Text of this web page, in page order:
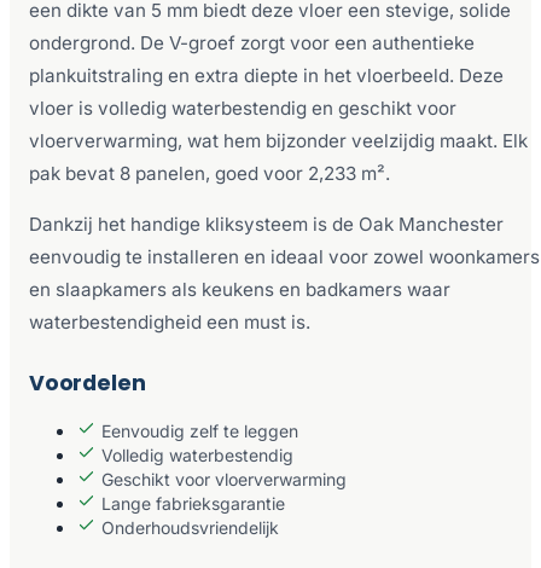
een dikte van 5 mm biedt deze vloer een stevige, solide
ondergrond. De V-groef zorgt voor een authentieke
plankuitstraling en extra diepte in het vloerbeeld. Deze
vloer is volledig waterbestendig en geschikt voor
vloerverwarming, wat hem bijzonder veelzijdig maakt. Elk
pak bevat 8 panelen, goed voor 2,233 m².
Dankzij het handige kliksysteem is de Oak Manchester
eenvoudig te installeren en ideaal voor zowel woonkamers
en slaapkamers als keukens en badkamers waar
waterbestendigheid een must is.
Voordelen
Eenvoudig zelf te leggen
Volledig waterbestendig
Geschikt voor vloerverwarming
Lange fabrieksgarantie
Onderhoudsvriendelijk